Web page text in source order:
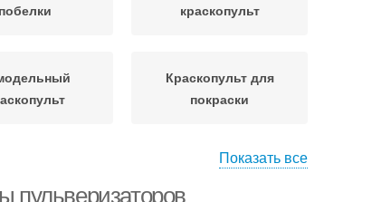
побелки
краскопульт
Краскопульт для
покраски
Показать все
пульверизаторов